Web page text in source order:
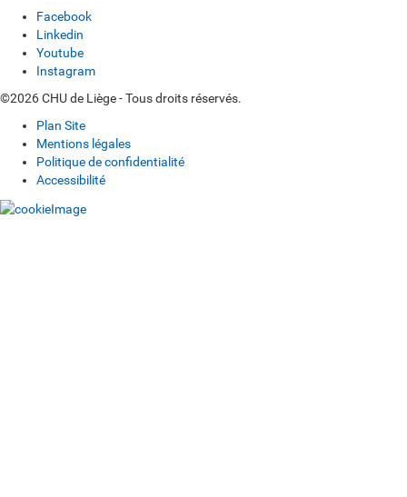
Facebook
Linkedin
Youtube
Instagram
©2026 CHU de Liège - Tous droits réservés.
Plan Site
Mentions légales
Politique de confidentialité
Accessibilité